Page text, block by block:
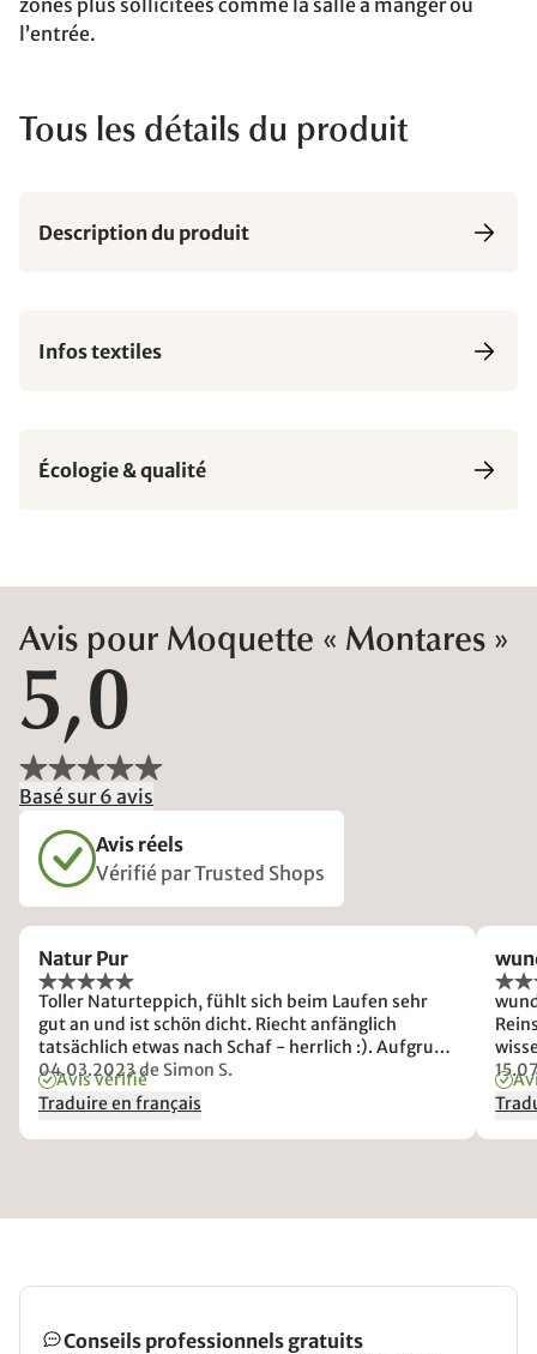
zones plus sollicitées comme la salle à manger ou
l’entrée.
Tous les détails du produit
Description du produit
Infos textiles
Écologie & qualité
Avis pour Moquette « Montares »
5,0
Basé sur 6 avis
Avis réels
Vérifié par Trusted Shops
Natur Pur
Toller Naturteppich, fühlt sich beim Laufen sehr
gut an und ist schön dicht. Riecht anfänglich
tatsächlich etwas nach Schaf - herrlich :). Aufgrund
der Natur-Wollfaser ist er absolut unempfindlich.
Vielen Dank für das super Produkt!
04.03.2023de Simon S.
Avis vérifié
Traduire en français
Conseils professionnels gratuits